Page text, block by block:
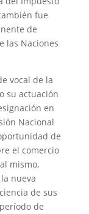
fue
de
las Naciones
vocal de la
su actuación
en
Nacional
de
el comercio
mismo,
nueva
de sus
de